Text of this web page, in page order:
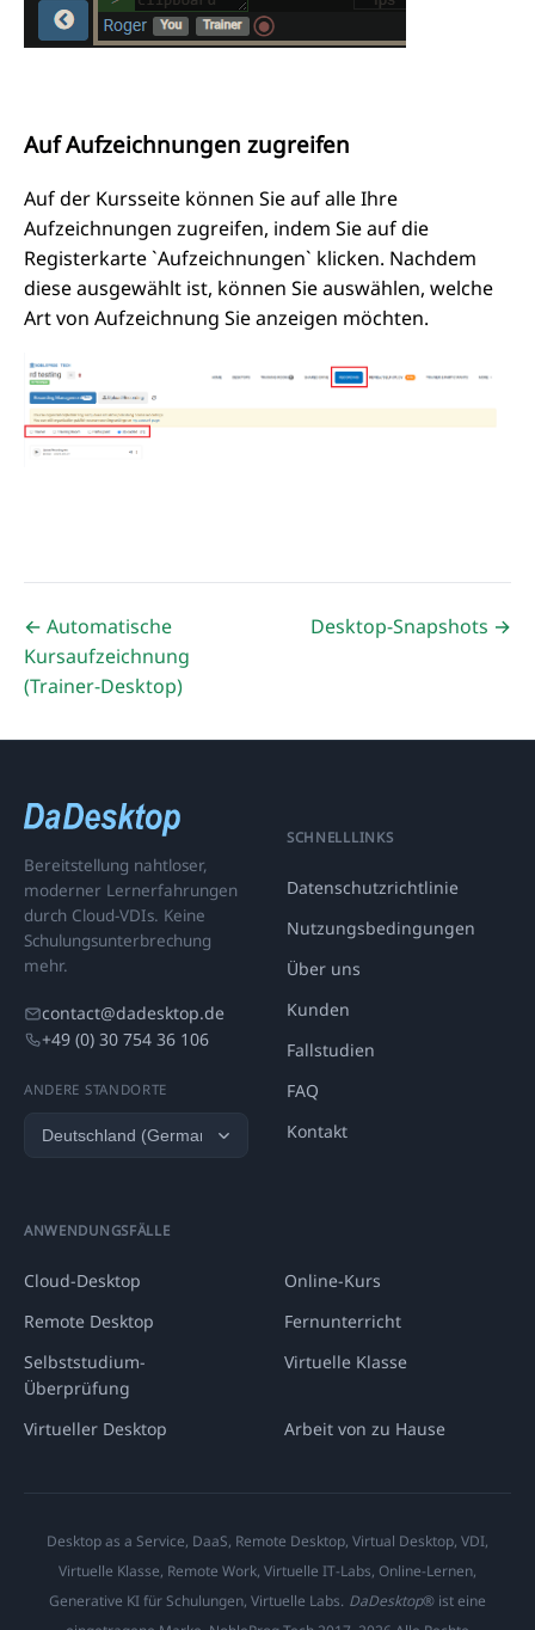
Auf Aufzeichnungen zugreifen
Auf der Kursseite können Sie auf alle Ihre
Aufzeichnungen zugreifen, indem Sie auf die
Registerkarte `Aufzeichnungen` klicken. Nachdem
diese ausgewählt ist, können Sie auswählen, welche
Art von Aufzeichnung Sie anzeigen möchten.
← Automatische
Kursaufzeichnung
(Trainer-Desktop)
Desktop-Snapshots →
Bereitstellung nahtloser,
moderner Lernerfahrungen
durch Cloud-VDIs. Keine
Schulungsunterbrechung
mehr.
contact@dadesktop.de
+49 (0) 30 754 36 106
ANDERE STANDORTE
SCHNELLLINKS
Datenschutzrichtlinie
Nutzungsbedingungen
Über uns
Kunden
Fallstudien
FAQ
Kontakt
ANWENDUNGSFÄLLE
Cloud-Desktop
Online-Kurs
Remote Desktop
Fernunterricht
Selbststudium-
Überprüfung
Virtuelle Klasse
Virtueller Desktop Arbeit von zu Hause
Desktop as a Service, DaaS, Remote Desktop, Virtual Desktop, VDI,
Virtuelle Klasse, Remote Work, Virtuelle IT-Labs, Online-Lernen,
Generative KI für Schulungen, Virtuelle Labs. DaDesktop® ist eine